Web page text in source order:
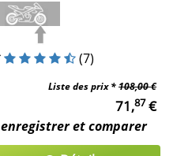
(7)
Liste des prix *108,00 €
71,87€
enregistrer et comparer